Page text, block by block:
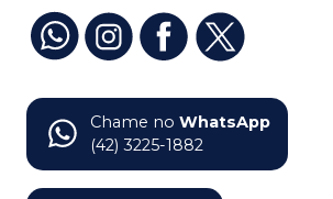
Chame no WhatsApp
(42) 3225-1882